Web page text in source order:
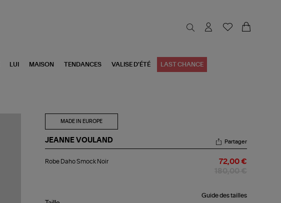
LUI MAISON TENDANCES VALISE D'ÉTÉ LAST CHANCE
MADE IN EUROPE
JEANNE VOULAND
Daho
Partager
Robe Daho Smock Noir 72,00 €
Guide des tailles